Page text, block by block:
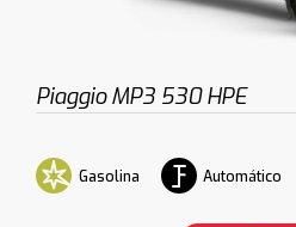
Piaggio MP3 530 HPE
Gasolina Automático